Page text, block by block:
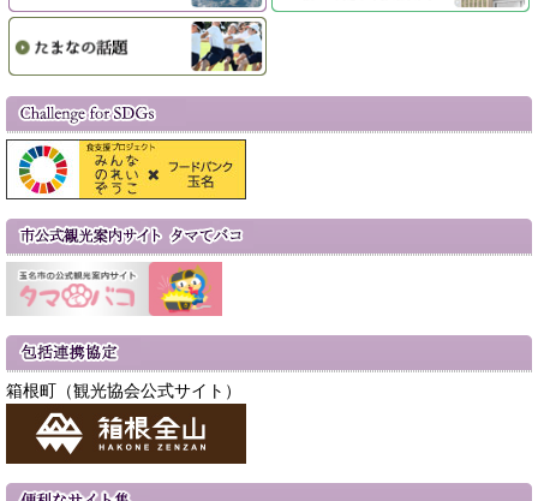
箱根町（観光協会公式サイト）